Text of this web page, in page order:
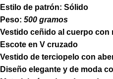
Estilo de patrón: Sólido
Peso: 500 gramos
Vestido ceñido al cuerpo con
Escote en V cruzado
Vestido de terciopelo con
Diseño elegante y de moda